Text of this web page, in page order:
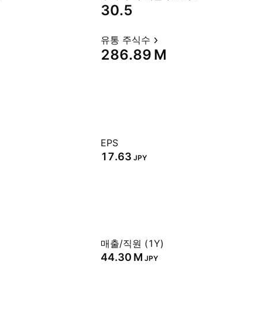
30.5
유통 주식수
‪286.89 M‬
EPS
17.63 JPY
매출/직원 (1Y)
‪44.30 M‬ JPY